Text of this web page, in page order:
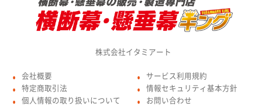
株式会社イタミアート
● 会社概要
● 特定商取引法
● 個人情報の取り扱いについて
● サービス利用規約
● 情報セキュリティ基本方針
● お問い合わせ